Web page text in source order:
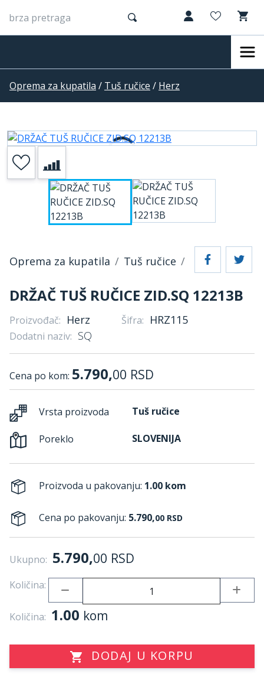
Oprema za kupatila / Tuš ručice / Herz
Oprema za kupatila Tuš ručice
DRŽAČ TUŠ RUČICE ZID.SQ 12213B
Proizvođač: Herz Šifra: HRZ115
Dodatni naziv: SQ
Cena po kom: 5.790,00 RSD
Vrsta proizvoda Tuš ručice
Poreklo SLOVENIJA
Proizvoda u pakovanju: 1.00 kom
Cena po pakovanju: 5.790,00 RSD
Ukupno: 5.790,00 RSD
Količina:
Količina: 1.00 kom
DODAJ U KORPU